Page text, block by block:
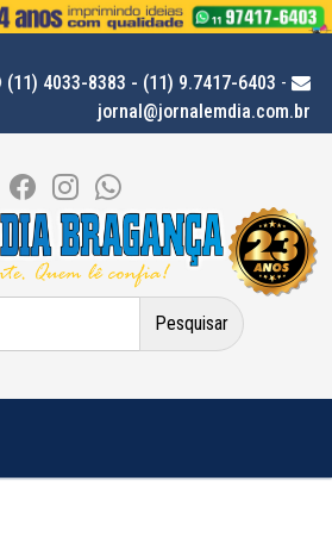
(11) 4033-8383 - (11) 9.7417-6403 -
jornal@jornalemdia.com.br